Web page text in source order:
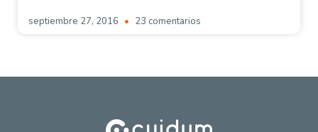
septiembre 27, 2016 23 comentarios